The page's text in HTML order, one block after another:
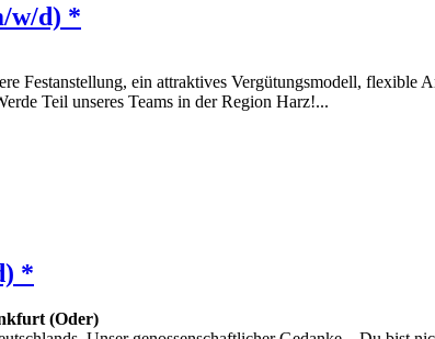
w/d) *
Festanstellung, ein attraktives Vergütungsmodell, flexible
Teil unseres Teams in der Region Harz!...
*
(Oder)